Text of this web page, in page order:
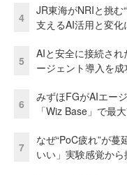
4
JR東海がNRIと挑
支えるAI活用と変
5
AIと安全に接続さ
ージェント導入を
6
みずほFGがAIエー
「Wiz Base」で最
7
なぜ“PoC疲れ”が
いい」実験感覚か